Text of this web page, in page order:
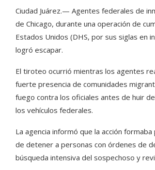
Ciudad Juárez.— Agentes federales de
de Chicago, durante una operación de
Estados Unidos (DHS, por sus siglas en
logró escapar.
El tiroteo ocurrió mientras los agentes
fuerte presencia de comunidades
fuego contra los oficiales antes de huir
los vehículos federales.
La agencia informó que la acción
de detener a personas con órdenes de
búsqueda intensiva del sospechoso y